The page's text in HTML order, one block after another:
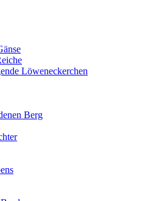
Löweneckerchen
Berg